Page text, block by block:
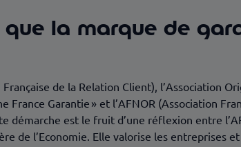
que la marque de
Française de la Relation Client), l’Association
France Garantie » et l’AFNOR (Association
démarche est le fruit d’une réflexion entre
de l’Economie. Elle valorise les entreprises